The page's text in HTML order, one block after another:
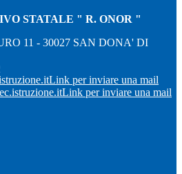
STATALE " R. ONOR "
11 - 30027 SAN DONA' DI
Link per inviare una mail
Link per inviare una mail